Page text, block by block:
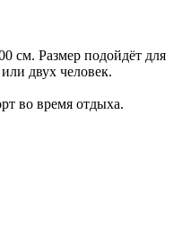
см. Размер подойдёт для
двух человек.
во время отдыха.
матрас
плавно и